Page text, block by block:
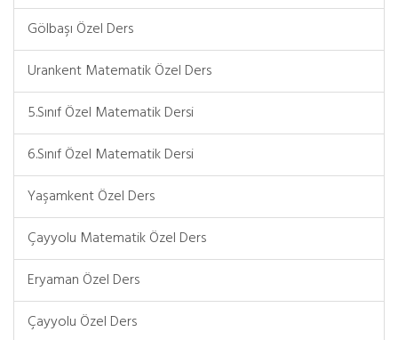
Gölbaşı Özel Ders
Urankent Matematik Özel Ders
5.Sınıf Özel Matematik Dersi
6.Sınıf Özel Matematik Dersi
Yaşamkent Özel Ders
Çayyolu Matematik Özel Ders
Eryaman Özel Ders
Çayyolu Özel Ders